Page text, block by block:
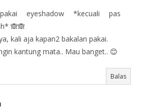
eyeshadow *kecuali pas
🙈🙈
kali aja kapan2 bakalan pakai.
kantung mata.. Mau banget.. 😊
Balas